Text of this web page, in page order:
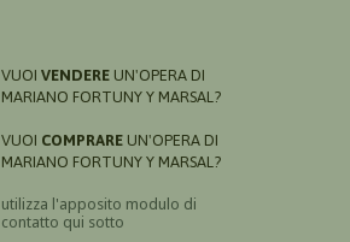
VUOI VENDERE UN'OPERA DI
MARIANO FORTUNY Y MARSAL?
VUOI COMPRARE UN'OPERA DI
MARIANO FORTUNY Y MARSAL?
utilizza l'apposito modulo di
contatto qui sotto